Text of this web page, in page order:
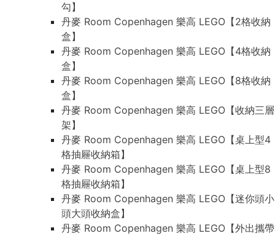
勾】
丹麥 Room Copenhagen 樂高 LEGO【2格收納
盒】
丹麥 Room Copenhagen 樂高 LEGO【4格收納
盒】
丹麥 Room Copenhagen 樂高 LEGO【8格收納
盒】
丹麥 Room Copenhagen 樂高 LEGO【收納三層
架】
丹麥 Room Copenhagen 樂高 LEGO【桌上型4
格抽屜收納箱】
丹麥 Room Copenhagen 樂高 LEGO【桌上型8
格抽屜收納箱】
丹麥 Room Copenhagen 樂高 LEGO【迷你頭小
頭大頭收納盒】
丹麥 Room Copenhagen 樂高 LEGO【外出攜帶